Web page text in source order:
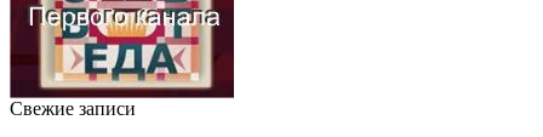
Свежие записи